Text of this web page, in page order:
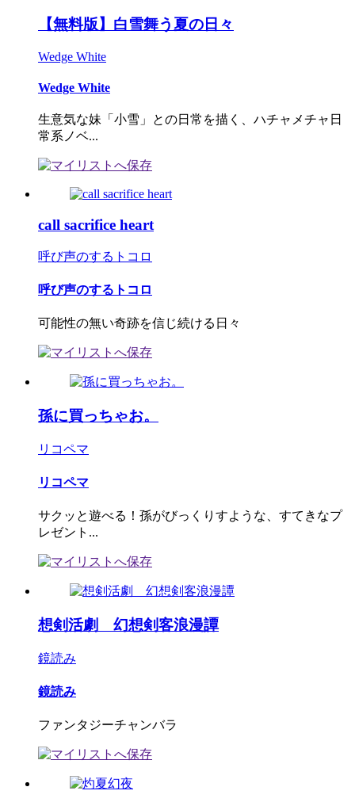
【無料版】白雪舞う夏の日々
Wedge White
Wedge White
生意気な妹「小雪」との日常を描く、ハチャメチャ日
常系ノベ...
call sacrifice heart
呼び声のするトコロ
呼び声のするトコロ
可能性の無い奇跡を信じ続ける日々
孫に買っちゃお。
リコペマ
リコペマ
サクッと遊べる！孫がびっくりすような、すてきなプ
レゼント...
想剣活劇 幻想剣客浪漫譚
鏡読み
鏡読み
ファンタジーチャンバラ